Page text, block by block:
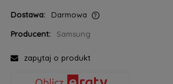
Dostawa:
Darmowa
Producent:
Samsung
zapytaj o produkt